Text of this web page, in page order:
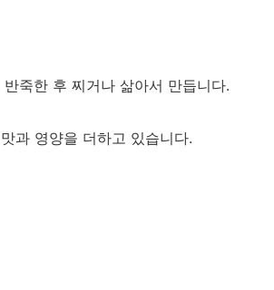
죽한 후 찌거나 삶아서 만듭니다.
과 영양을 더하고 있습니다.